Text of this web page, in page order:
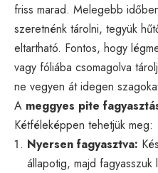
friss marad. Melegebb
szeretnénk tárolni, tegyük
eltartható. Fontos, hogy
vagy fóliába csomagolva
ne vegyen át idegen
A meggyes pite
Kétféleképpen tehetjük meg:
Nyersen fagyasztva:
állapotig, majd